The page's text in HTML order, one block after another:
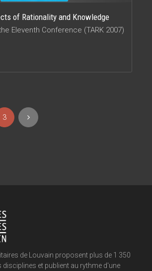
of Rationality and Knowledge
Eleventh Conference (TARK 2007)
3
de Louvain proposent plus de 1 350
et publient au rythme d'une